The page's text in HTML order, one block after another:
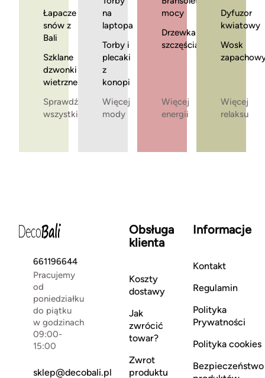
Łapacze
snów z
Bali
Szklane
dzwonki
wietrzne
Sprawdź
wszystkie
na
laptopa
Torby i
plecaki
z
konopi
Więcej
mody
mocy
Drzewka
szczęścia
Więcej
energii
Dyfuzor
kwiatowy
Wosk
Więcej
relaksu
661196644
Pracujemy
od
poniedziałku
do piątku
w godzinach
09:00-
15:00
sklep@decobali.pl
Obsługa
klienta
Koszty
dostawy
Jak
zwrócić
towar?
Zwrot
produktu
Informacje
Kontakt
Regulamin
Polityka
Prywatności
Polityka cookies
Bezpieczeństwo